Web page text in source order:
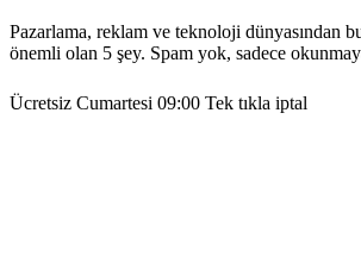
Pazarlama, reklam ve teknoloji dünyasından
önemli olan 5 şey. Spam yok, sadece
Ücretsiz Cumartesi 09:00 Tek tıkla iptal